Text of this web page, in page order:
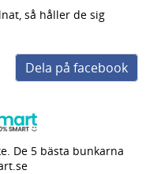
så håller de sig
Dela på facebook
De 5 bästa bunkarna